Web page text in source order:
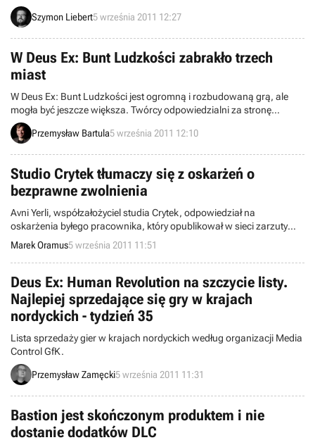
powinni szykować także miłośnicy Kosmicznych Marines
(Warhammer 40,000: Space Marine) oraz zmagań z obcymi
Szymon Liebert5 września 2011 12:27
W Deus Ex: Bunt Ludzkości zabrakło trzech
miast
W Deus Ex: Bunt Ludzkości jest ogromną i rozbudowaną grą, ale
mogła być jeszcze większa. Twórcy odpowiedzialni za stronę
artystyczną i design gry mówią o trzech hubach, jakie miały pojawić
się w ich grze: Montrealu, górnym Szanghaju i nieokreślonym
Przemysław Bartula5 września 2011 12:10
Studio Crytek tłumaczy się z oskarżeń o
bezprawne zwolnienia
Avni Yerli, współzałożyciel studia Crytek, odpowiedział na
oskarżenia byłego pracownika, który opublikował w sieci zarzuty
dotyczące złego traktowania zatrudnionych przez niemiecką firmę.
Marek Oramus5 września 2011 11:51
Deus Ex: Human Revolution na szczycie listy.
Najlepiej sprzedające się gry w krajach
nordyckich - tydzień 35
Lista sprzedaży gier w krajach nordyckich według organizacji Media
Control GfK.
Przemysław Zamęcki5 września 2011 11:31
Bastion jest skończonym produktem i nie
dostanie dodatków DLC